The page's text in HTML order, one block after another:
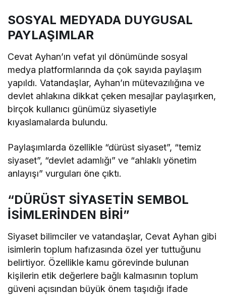
SOSYAL MEDYADA DUYGUSAL
PAYLAŞIMLAR
Cevat Ayhan’ın vefat yıl dönümünde sosyal
medya platformlarında da çok sayıda paylaşım
yapıldı. Vatandaşlar, Ayhan’ın mütevazılığına ve
devlet ahlakına dikkat çeken mesajlar paylaşırken,
birçok kullanıcı günümüz siyasetiyle
kıyaslamalarda bulundu.
Paylaşımlarda özellikle “dürüst siyaset”, “temiz
siyaset”, “devlet adamlığı” ve “ahlaklı yönetim
anlayışı” vurguları öne çıktı.
“DÜRÜST SİYASETİN SEMBOL
İSİMLERİNDEN BİRİ”
Siyaset bilimciler ve vatandaşlar, Cevat Ayhan gibi
isimlerin toplum hafızasında özel yer tuttuğunu
belirtiyor. Özellikle kamu görevinde bulunan
kişilerin etik değerlere bağlı kalmasının toplum
güveni açısından büyük önem taşıdığı ifade